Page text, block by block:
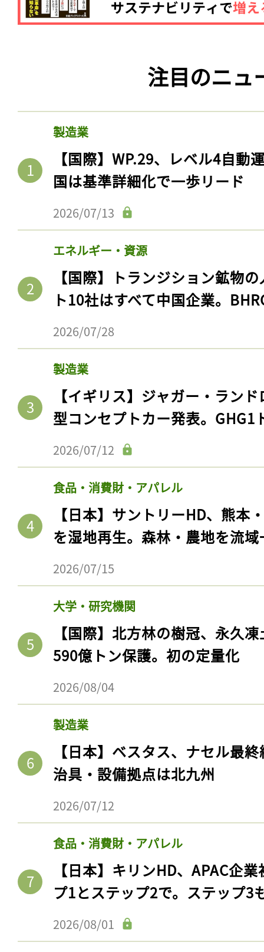
注目のニュ
製造業
【国際】WP.29、レベル4自動
国は基準詳細化で一歩リード
2026/07/13
エネルギー・資源
【国際】トランジション鉱物
ト10社はすべて中国企業。
2026/07/28
製造業
【イギリス】ジャガー・ラン
型コンセプトカー発表。GHG1
2026/07/12
食品・消費財・アパレル
【日本】サントリーHD、熊本
を湿地再生。森林・農地を流
2026/07/15
大学・研究機関
【国際】北方林の樹冠、永久
590億トン保護。初の定量化
2026/08/04
製造業
【日本】ベスタス、ナセル最
治具・設備拠点は北九州
2026/07/12
食品・消費財・アパレル
【日本】キリンHD、APAC企
プ1とステップ2で。ステップ3
2026/08/01
記事をお気に入りに
ログインが必
会員登録